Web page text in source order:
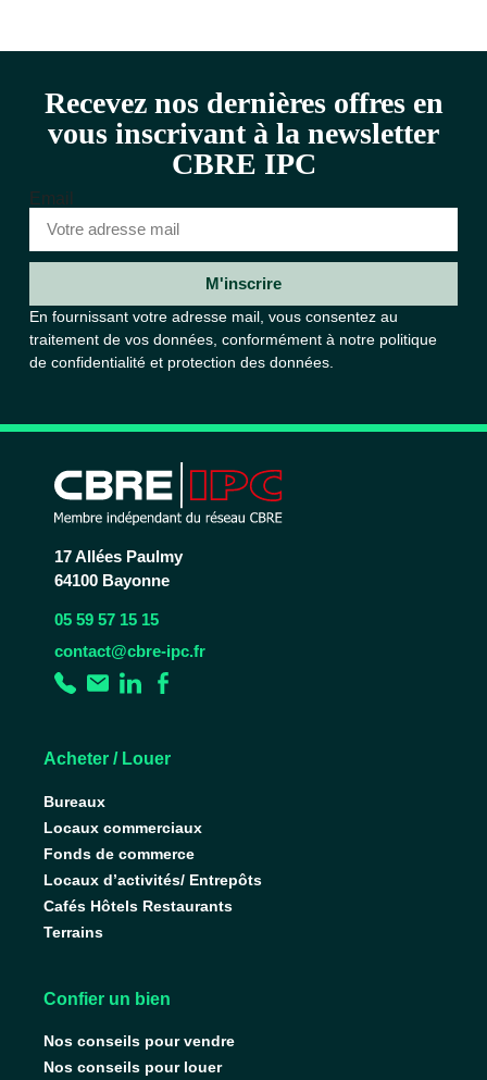
Recevez nos dernières offres en
vous inscrivant à la newsletter
CBRE IPC
Email
M'inscrire
En fournissant votre adresse mail, vous consentez au
traitement de vos données, conformément à notre politique
de confidentialité et protection des données.
17 Allées Paulmy
64100 Bayonne
05 59 57 15 15
contact@cbre-ipc.fr
Acheter / Louer
Bureaux
Locaux commerciaux
Fonds de commerce
Locaux d’activités/ Entrepôts
Cafés Hôtels Restaurants
Terrains
Confier un bien
Nos conseils pour vendre
Nos conseils pour louer